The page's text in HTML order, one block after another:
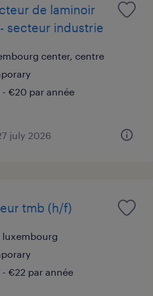
de laminoir
secteur industrie
center, centre
- €20 par année
july 2026
tmb (h/f)
luxembourg
- €22 par année